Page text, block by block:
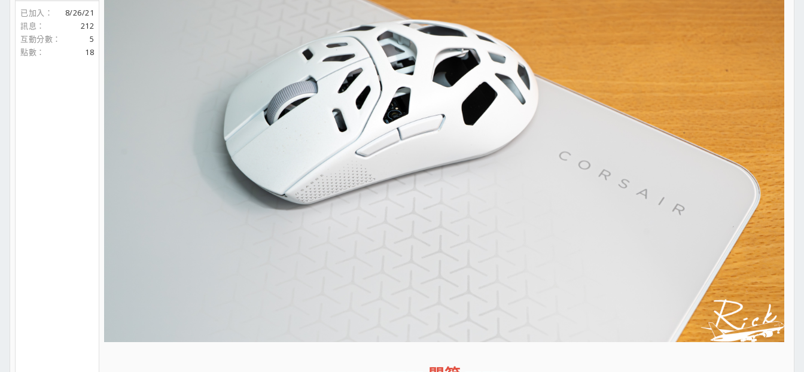
已加入
8/26/21
訊息
212
互動分數
5
點數
18